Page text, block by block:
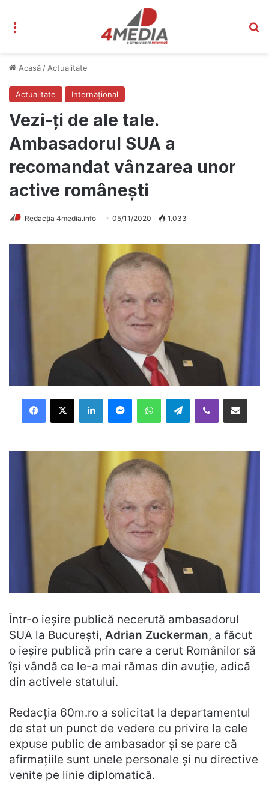
Acasă / Actualitate
Actualitate Internațional
Vezi-ți de ale tale.
Ambasadorul SUA a
recomandat vânzarea unor
active românești
Redacția 4media.info 05/11/2020 1.033
Facebook
X LinkedInMessengerWhatsAppTelegramViber Distribuie prin mail
Într-o ieșire publică necerută ambasadorul
SUA la București, Adrian Zuckerman, a făcut
o ieșire publică prin care a cerut Românilor să
își vândă ce le-a mai rămas din avuție, adică
din activele statului.
Redacția 60m.ro a solicitat la departamentul
de stat un punct de vedere cu privire la cele
expuse public de ambasador și se pare că
afirmațiile sunt unele personale și nu directive
venite pe linie diplomatică.